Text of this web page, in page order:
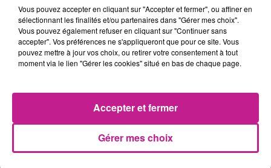
accueil de loisir:
· Aide aux activités pour les enfants
· Préparer et donner les repas,
· Faire les soins et la toilette de l’enfant,
· Assister l’enfant dans l’apprentissage des gestes de la
· Accompagner l’enfant lors d’activités d’apprentissage
Vous pouvez accepter en cliquant sur "Accepter et fermer", ou affiner en
sélectionnant les finalités et/ou partenaires dans "Gérer mes choix".
Vous pouvez également refuser en cliquant sur "Continuer sans
accepter". Vos préférences ne s'appliqueront que pour ce site. Vous
pouvez mettre à jour vos choix, ou retirer votre consentement à tout
moment via le lien "Gérer les cookies" situé en bas de chaque page.
Gérer mes choix
Accepter et fermer